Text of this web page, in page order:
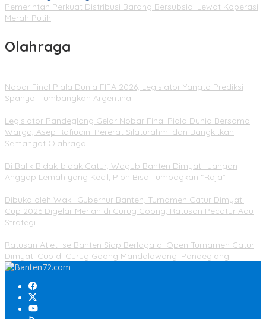
Pemerintah Perkuat Distribusi Barang Bersubsidi Lewat Koperasi
Merah Putih
Olahraga
Nobar Final Piala Dunia FIFA 2026, Legislator Yangto Prediksi
Spanyol Tumbangkan Argentina
Legislator Pandeglang Gelar Nobar Final Piala Dunia Bersama
Warga, Asep Rafiudin: Pererat Silaturahmi dan Bangkitkan
Semangat Olahraga
Di Balik Bidak-bidak Catur, Wagub Banten Dimyati: Jangan
Anggap Lemah yang Kecil, Pion Bisa Tumbagkan “Raja”
Dibuka oleh Wakil Gubernur Banten, Turnamen Catur Dimyati
Cup 2026 Digelar Meriah di Curug Goong, Ratusan Pecatur Adu
Strategi
Ratusan Atlet se Banten Siap Berlaga di Open Turnamen Catur
Dimyati Cup di Curug Goong Mandalawangi Pandeglang